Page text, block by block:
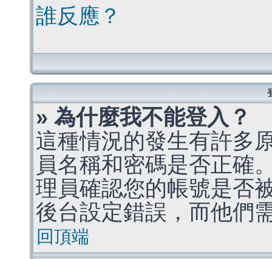
誰反應？
» 為什麼我不能登入？
這種情況的發生有許多
員名稱和密碼是否正確
理員確認您的帳號是否
後台設定錯誤，而他們
回頂端